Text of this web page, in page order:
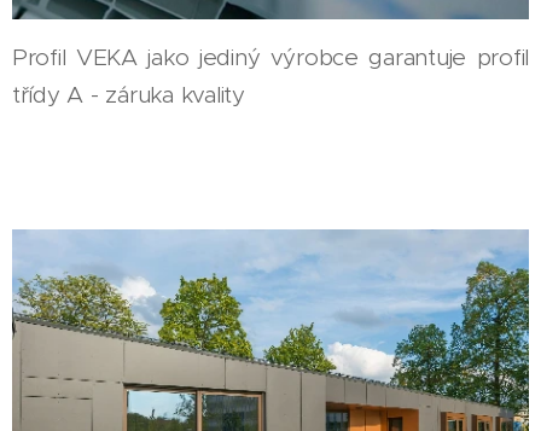
Profil VEKA jako jediný výrobce garantuje profil
třídy A - záruka kvality